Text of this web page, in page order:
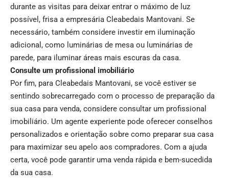
durante as visitas para deixar entrar o máximo de luz
possível, frisa a empresária Cleabedais Mantovani. Se
necessário, também considere investir em iluminação
adicional, como luminárias de mesa ou luminárias de
parede, para iluminar áreas mais escuras da casa.
Consulte um profissional imobiliário
Por fim, para Cleabedais Mantovani, se você estiver se
sentindo sobrecarregado com o processo de preparação da
sua casa para venda, considere consultar um profissional
imobiliário. Um agente experiente pode oferecer conselhos
personalizados e orientação sobre como preparar sua casa
para maximizar seu apelo aos compradores. Com a ajuda
certa, você pode garantir uma venda rápida e bem-sucedida
da sua casa.